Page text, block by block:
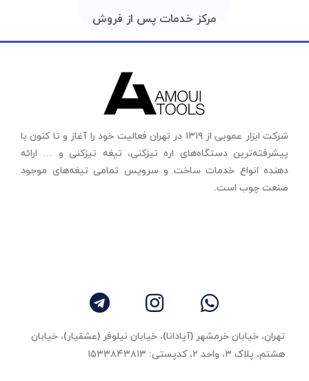
مرکز خدمات پس از فروش
شرکت ابزار عمویی از ۱۳۱۹ در تهران فعالیت خود را آغاز و تا کنون با
پیشرفته‌ترین دستگاه‌های اره تیزکنی، تیغه تیزکنی و … ارائه
دهنده انواع خدمات ساخت و سرویس تمامی تیغه‌های موجود
صنعت چوب است.
تهران، خیابان خرمشهر (آپادانا)، خیابان نیلوفر (عشقیار)، خیابان
هشتم، پلاک ۳، واحد ٢، کدپستی: ۱۵۳۳۸۴۳۸۱۳